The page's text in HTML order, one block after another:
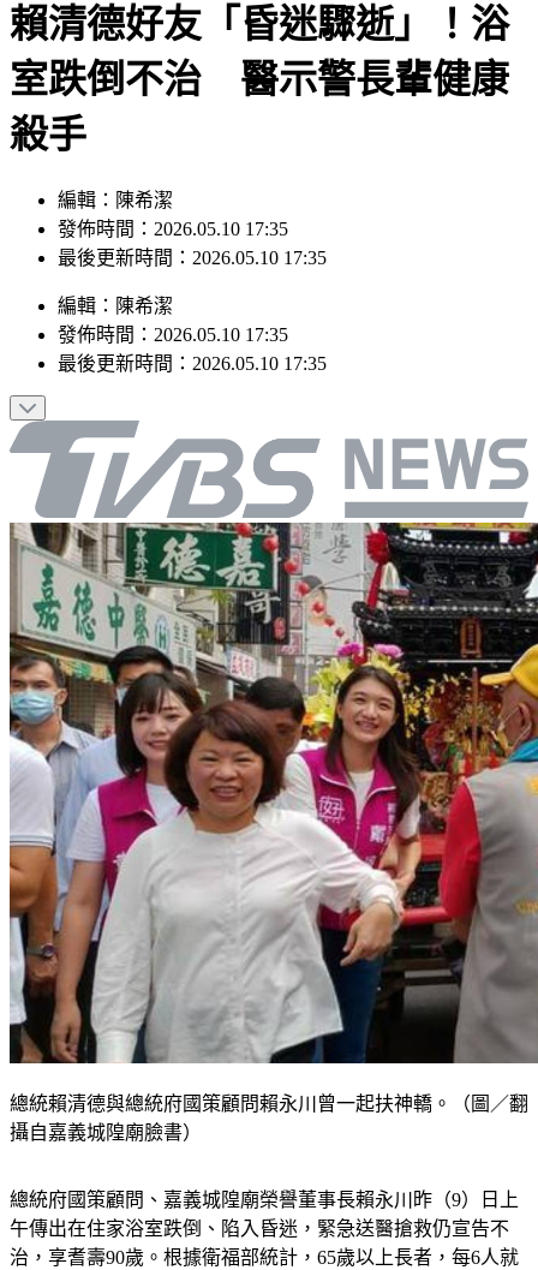
賴清德好友「昏迷驟逝」！浴
室跌倒不治 醫示警長輩健康
殺手
編輯：陳希潔
發佈時間：2026.05.10 17:35
最後更新時間：2026.05.10 17:35
編輯 ： 陳希潔
發佈時間： 2026.05.10 17:35
最後更新時間： 2026.05.10 17:35
總統賴清德與總統府國策顧問賴永川曾一起扶神轎。（圖／翻
攝自嘉義城隍廟臉書）
總統府國策顧問、嘉義城隍廟榮譽董事長賴永川昨（9）日上
午傳出在住家浴室跌倒、陷入昏迷，緊急送醫搶救仍宣告不
治，享耆壽90歲。根據衛福部統計，65歲以上長者，每6人就